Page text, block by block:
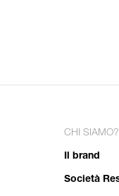
CHI SIAMO?
Il brand
Società